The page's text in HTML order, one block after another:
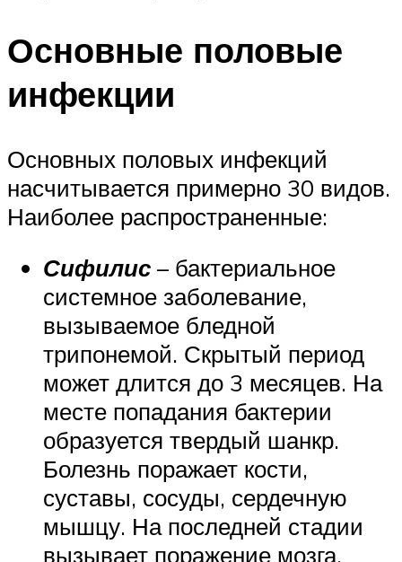
Основные половые
инфекции
Основных половых инфекций
насчитывается примерно 30 видов.
Наиболее распространенные:
Сифилис – бактериальное
системное заболевание,
вызываемое бледной
трипонемой. Скрытый период
может длится до 3 месяцев. На
месте попадания бактерии
образуется твердый шанкр.
Болезнь поражает кости,
суставы, сосуды, сердечную
мышцу. На последней стадии
вызывает поражение мозга.